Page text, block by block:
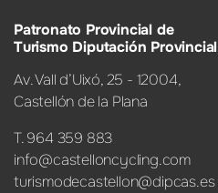
Patronato Provincial de
Turismo Diputación Provincial
Av. Vall d’Uixó, 25 - 12004,
Castellón de la Plana
T. 964 359 883
info@castelloncycling.com
turismodecastellon@dipcas.es